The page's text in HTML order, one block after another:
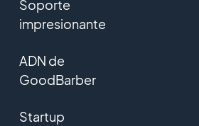
Soporte
impresionante
ADN de
GoodBarber
Startup